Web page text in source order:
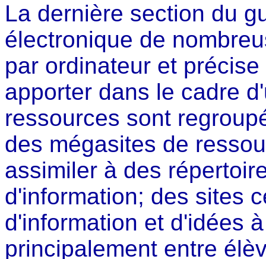
La dernière section du
électronique de
par ordinateur et
apporter dans le cadre
ressources sont
des mégasites de
assimiler à des
d'information; des sites
d'information et d'idées
principalement entre